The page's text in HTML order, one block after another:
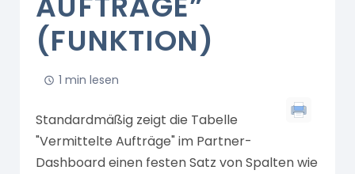
(FUNKTION)
1 min lesen
Standardmäßig zeigt die Tabelle
"Vermittelte Aufträge" im Partner-
Dashboard einen festen Satz von Spalten wie